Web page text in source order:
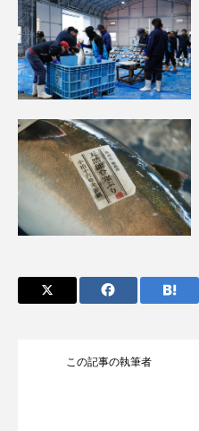
アオリイカ アカアジ
アカクラゲ アカザ
アサヒガニ アザアシ
アッキガイ アナゴ
アブラボテ アマガエル
アマダイ アミメハギ
アンコウ イカ
この記事の執筆者